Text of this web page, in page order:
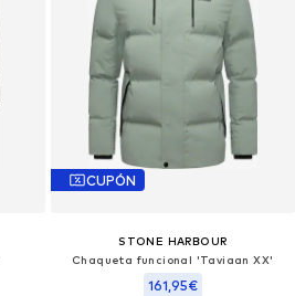
CUPÓN
STONE HARBOUR
Chaqueta funcional 'Taviaan XX'
161,95€